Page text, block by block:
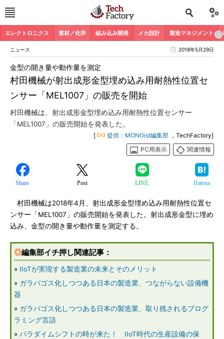
エレクトロニクス 素材／化学 組み込み開発 メカ設計 製造マネジメント
ニュース 2018年5月29日
村田機械が射出成形金型埋め込み用耐熱性位置セ
ンサー「MEL1007」の販売を開始
金型の開き量や動作量を測定
村田機械は、射出成形金型埋め込み用耐熱性位置センサー
「MEL1007」の販売開始を発表した。
[ 提供：MONOist編集部 ，TechFactory]
PC用表示
関連情報
Share Post LINE Hatena
村田機械は2018年4月、射出成形金型埋め込み用耐熱性位置セ
ンサー「MEL1007」の販売開始を発表した。射出成形金型に埋め
込み、金型の開き量や動作量を測定する。
◎編集部イチ押し関連記事：
» IIoTが実現する製造業の未来とそのメリット
» ガラパゴス化しつつある日本の製造業、つながらない設備機
器
» ガラパゴス化しつつある日本の製造業、取り残されるプログ
ラミング言語
» パラダイムシフトの時が来た！ IIoT時代の生産設備の保